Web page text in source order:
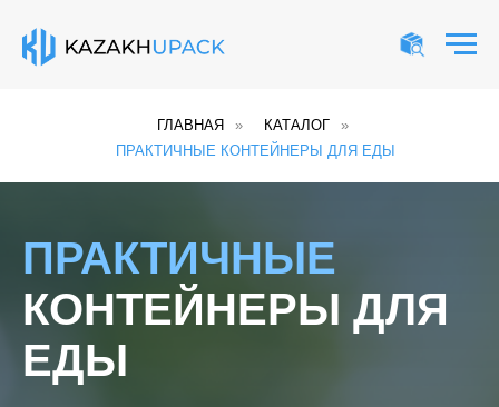
ГЛАВНАЯ » КАТАЛОГ
»
ПРАКТИЧНЫЕ КОНТЕЙНЕРЫ ДЛЯ ЕДЫ
ПРАКТИЧНЫЕ
КОНТЕЙНЕРЫ ДЛЯ
ЕДЫ